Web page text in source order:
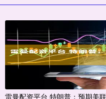
雷曼配资平台 特朗普：预期美